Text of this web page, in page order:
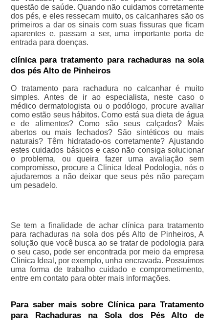
questão de saúde. Quando não cuidamos corretamente
dos pés, e eles ressecam muito, os calcanhares são os
primeiros a dar os sinais com suas fissuras que ficam
aparentes e, passam a ser, uma importante porta de
entrada para doenças.
clínica para tratamento para rachaduras na sola
dos pés Alto de Pinheiros
O tratamento para rachadura no calcanhar é muito
simples. Antes de ir ao especialista, neste caso o
médico dermatologista ou o podólogo, procure avaliar
como estão seus hábitos. Como está sua dieta de água
e de alimentos? Como são seus calçados? Mais
abertos ou mais fechados? São sintéticos ou mais
naturais? Têm hidratado-os corretamente? Ajustando
estes cuidados básicos e caso não consiga solucionar
o problema, ou queira fazer uma avaliação sem
compromisso, procure a Clinica Ideal Podologia, nós o
ajudaremos a não deixar que seus pés não pareçam
um pesadelo.
Se tem a finalidade de achar clínica para tratamento
para rachaduras na sola dos pés Alto de Pinheiros, A
solução que você busca ao se tratar de podologia para
o seu caso, pode ser encontrada por meio da empresa
Clinica Ideal, por exemplo, unha encravada. Possuímos
uma forma de trabalho cuidado e comprometimento,
entre em contato para obter mais informações.
Para saber mais sobre Clínica para Tratamento
para Rachaduras na Sola dos Pés Alto de